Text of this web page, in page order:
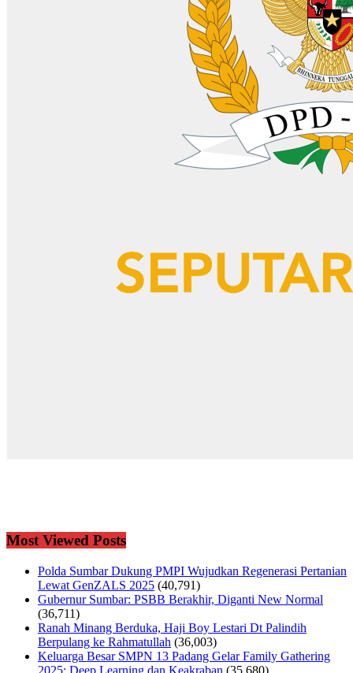
Most Viewed Posts
Polda Sumbar Dukung PMPI Wujudkan Regenerasi Pertanian
Lewat GenZALS 2025 (40,791)
Gubernur Sumbar: PSBB Berakhir, Diganti New Normal
(36,711)
Ranah Minang Berduka, Haji Boy Lestari Dt Palindih
Berpulang ke Rahmatullah (36,003)
Keluarga Besar SMPN 13 Padang Gelar Family Gathering
2025: Deep Learning dan Keakraban (35,680)